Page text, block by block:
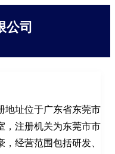
公司
地址位于广东省东莞市
，注册机关为东莞市市
经营范围包括研发、